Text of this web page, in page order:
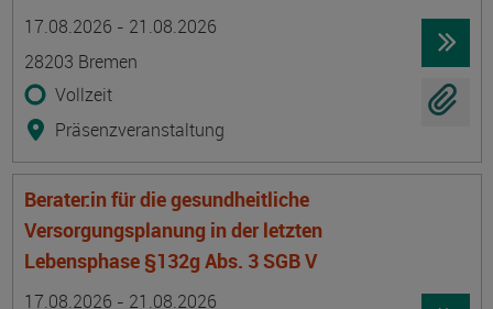
17.08.2026 - 21.08.2026
28203 Bremen
Vollzeit
Präsenzveranstaltung
Berater:in für die gesundheitliche
Versorgungsplanung in der letzten
Lebensphase §132g Abs. 3 SGB V
17.08.2026 - 21.08.2026